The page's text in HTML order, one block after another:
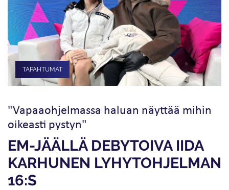
TAPAHTUMAT
"Vapaaohjelmassa haluan näyttää mihin
oikeasti pystyn"
EM-JÄÄLLÄ DEBYTOIVA IIDA
KARHUNEN LYHYTOHJELMAN
16:S